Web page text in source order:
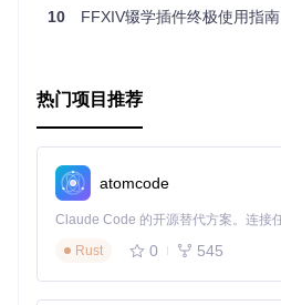
章吧！
10 FFXIV辍学插件终极使用指南
热门项目推荐
atomcode
Rust
0 545